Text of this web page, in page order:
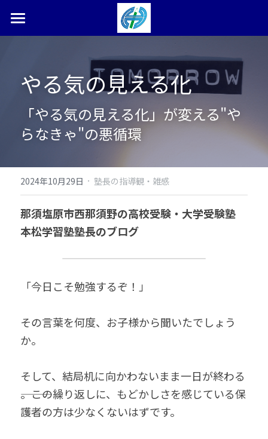
ホーム
本松学習塾とは
合格体験記・実績
検索
0287-36-9450
やる気の見える化
「やる気の見える化」が変える"や
らなきゃ"の悪循環
2024年10月29日 · 塾長の指導観・雑感
那須塩原市西那須野の高校受験・大学受験塾
本松学習塾塾長のブログ
「今日こそ勉強するぞ！」
その言葉を何度、お子様から聞いたでしょう
か。
そして、結局机に向かわないまま一日が終わる
―――。この繰り返しに、もどかしさを感じている保
護者の方は少なくないはずです。